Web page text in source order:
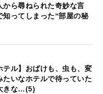
から尋ねられた奇妙な言
ってしまった“部屋の秘
テル】おばけも、虫も、変
たいなホテルで待っていた
きな…(5)